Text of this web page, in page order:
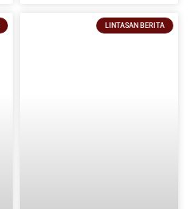
LINTASAN BERITA